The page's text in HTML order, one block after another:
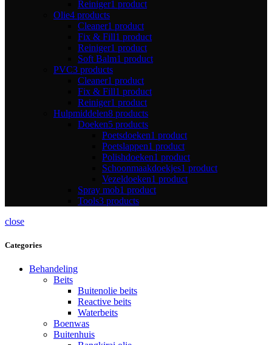
Reiniger1 product
Olie4 products
Cleaner1 product
Fix & Fill1 product
Reiniger1 product
Soft Balm1 product
PVC3 products
Cleaner1 product
Fix & Fill1 product
Reiniger1 product
Hulpmiddelen8 products
Doeken5 products
Poetsdoeken1 product
Poetslappen1 product
Polishdoeken1 product
Schoonmaakdoekjes1 product
Vezeldoeken1 product
Spray mob1 product
Tools3 products
close
Categories
Behandeling
Beits
Buitenolie beits
Reactive beits
Waterbeits
Boenwas
Buitenhuis